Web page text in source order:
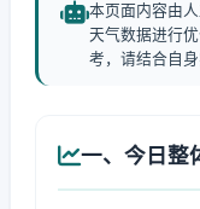
本页面内容由
天气数据进行
考，请结合自身
一、今日整